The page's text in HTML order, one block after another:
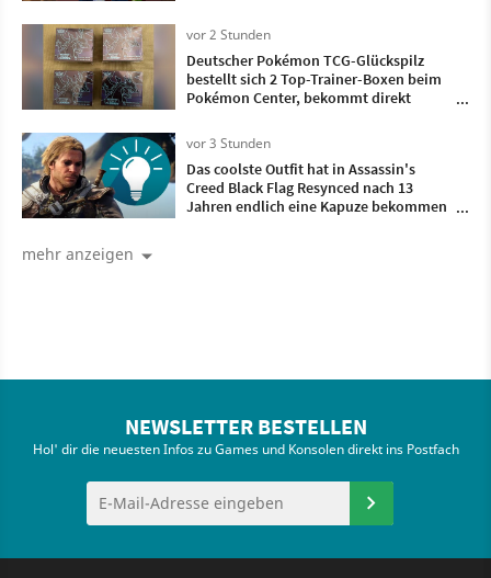
vor 2 Stunden
Deutscher Pokémon TCG-Glückspilz
bestellt sich 2 Top-Trainer-Boxen beim
Pokémon Center, bekommt direkt
vor 3 Stunden
Das coolste Outfit hat in Assassin's
Creed Black Flag Resynced nach 13
Jahren endlich eine Kapuze bekommen
mehr anzeigen
NEWSLETTER BESTELLEN
Hol' dir die neuesten Infos zu Games und Konsolen direkt ins Postfach